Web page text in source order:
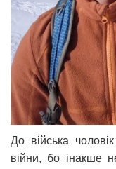
До війська
війни, бо інакше